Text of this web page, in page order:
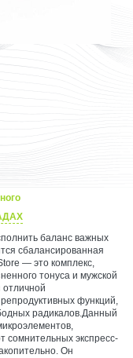
баланс важных
сбалансированная
— это комплекс,
тонуса и мужской
функций,
радикалов.Данный
сомнительных экспресс-
Он